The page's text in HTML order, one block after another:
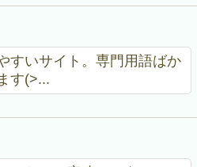
すいサイト。専門用語ばか
す(>...